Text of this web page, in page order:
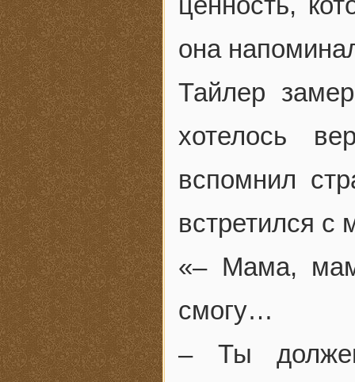
она
Тайлер
хотелось
вспомнил
встретился
«– Мама,
смогу…
– Ты